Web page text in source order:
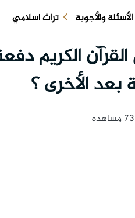
الأسئلة والأجوبة تراث اسلامي
القرآن الكريم
بعد الأخرى ؟